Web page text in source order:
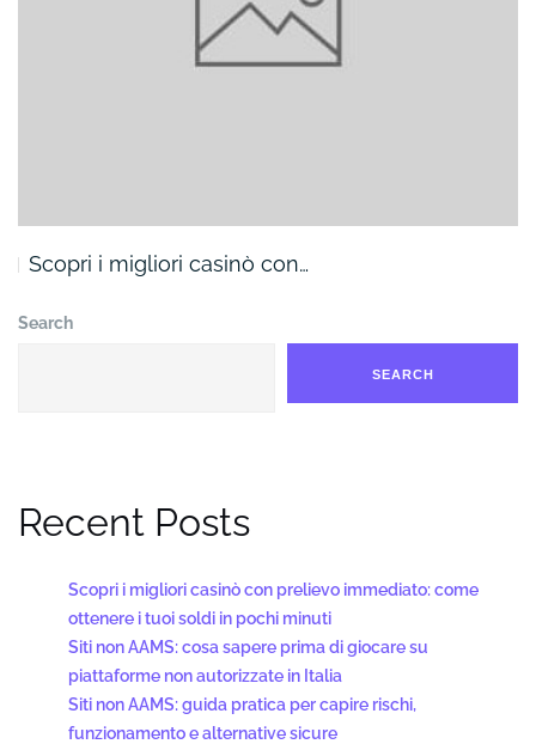
Scopri i migliori casinò con…
Search
SEARCH
Recent Posts
Scopri i migliori casinò con prelievo immediato: come
ottenere i tuoi soldi in pochi minuti
Siti non AAMS: cosa sapere prima di giocare su
piattaforme non autorizzate in Italia
Siti non AAMS: guida pratica per capire rischi,
funzionamento e alternative sicure